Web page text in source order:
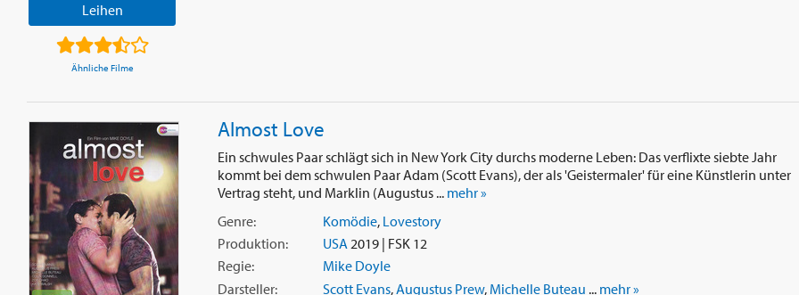
Leihen
Ähnliche Filme
Almost Love
Ein schwules Paar schlägt sich in New York City durchs moderne Leben: Das verflixte siebte Jahr
kommt bei dem schwulen Paar Adam (Scott Evans), der als 'Geistermaler' für eine Künstlerin unter
Vertrag steht, und Marklin (Augustus ... mehr »
Genre:
Komödie, Lovestory
Produktion:
USA2019 | FSK 12
Regie:
Mike Doyle
Darsteller:
Scott Evans,Augustus Prew, Michelle Buteau ... mehr »